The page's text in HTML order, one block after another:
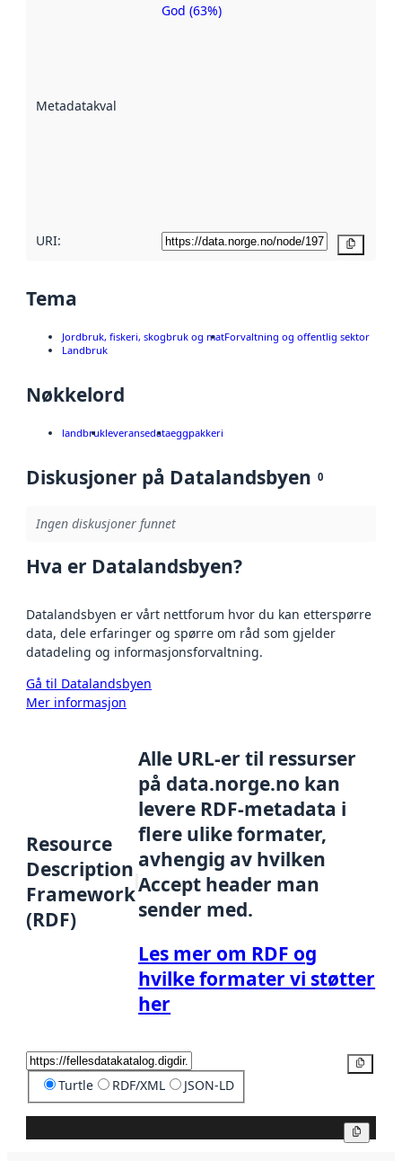
Metadatakvalitet
Metadatakvalitet
God (63%)
URI:
Tema
Jordbruk, fiskeri, skogbruk og matForvaltning og offentlig sektor
Landbruk
Nøkkelord
landbrukleveransedataeggpakkeri
Diskusjoner på Datalandsbyen 0
Ingen diskusjoner funnet
Hva er Datalandsbyen?
Datalandsbyen er vårt nettforum hvor du kan etterspørre
data, dele erfaringer og spørre om råd som gjelder
datadeling og informasjonsforvaltning.
Gå til Datalandsbyen
Mer informasjon
Resource
Description
Framework
(RDF)
Alle URL-er til ressurser
på data.norge.no kan
levere RDF-metadata i
flere ulike formater,
avhengig av hvilken
Accept header man
sender med.
Les mer om RDF og
hvilke formater vi støtter
her
Turtle RDF/XML JSON-LD